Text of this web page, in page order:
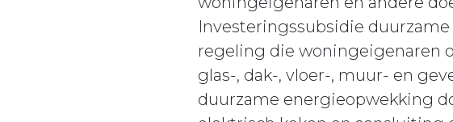
Investeringssubsidie
regeling die woningeigenaren
glas-, dak-, vloer-, muur- en
duurzame energieopwekking